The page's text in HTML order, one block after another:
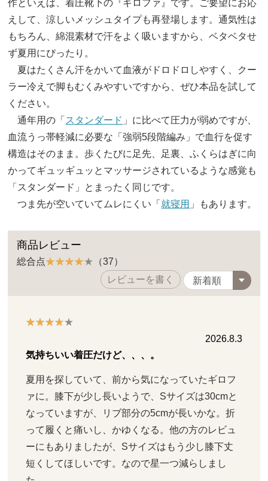
作といえば、着圧靴下の『ギロファ』です。ご要望にお応
えして、涼しいメッシュタイプも再登場します。通気性は
もちろん、綿混素材で汗をよく吸いますから、ベタベタせ
ず夏用にぴったり。
夏はたくさん汗をかいて血液がドロドロしやすく、クー
ラー冷えで脚もむくみやすいですから、ぜひ本品を試して
ください。
通年用の「 スタンダード 」に比べて圧力が弱めですが、
血流うっ帯軽減に必要な「強弱5段階編み」で血行を促す
構造はそのまま。歩くたびに足先、足裏、ふくらはぎに向
かってギュッギュッとマッサージされているような感覚も
「スタンダード」とまったく同じです。
つま先が空いていてムレにくい「 就寝用 」もあります。
商品レビュー
総合点
（37）
レビューを書く
2026.8.3
気持ちいい着圧だけど、、、。
夏用を探していて、前から気になっていたギロフ
ァに。膝下が少し長いようで、Sサイズは30cmと
なっていますが、リブ部分の5cmが長いかな。折
って履くと痛いし、かゆくなる。他の方のレビュ
ーにもありましたが、Sサイズはもう少し膝下丈
短くしてほしいです。なので星一つ減らしまし